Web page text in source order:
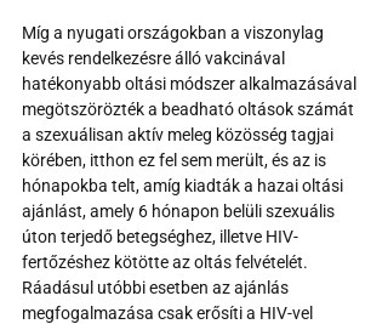
Míg a nyugati országokban a viszonylag
kevés rendelkezésre álló vakcinával
hatékonyabb oltási módszer alkalmazásával
megötszörözték a beadható oltások számát
a szexuálisan aktív meleg közösség tagjai
körében, itthon ez fel sem merült, és az is
hónapokba telt, amíg kiadták a hazai oltási
ajánlást, amely 6 hónapon belüli szexuális
úton terjedő betegséghez, illetve HIV-
fertőzéshez kötötte az oltás felvételét.
Ráadásul utóbbi esetben az ajánlás
megfogalmazása csak erősíti a HIV-vel